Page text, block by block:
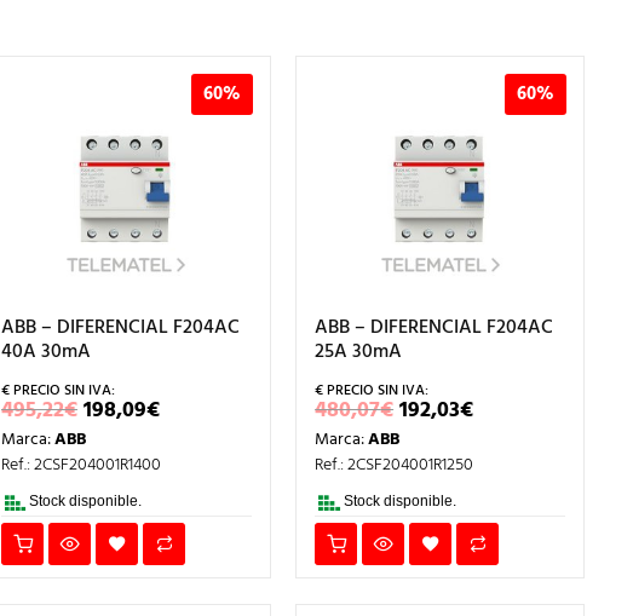
60%
ABB – DIFERENCIAL F204AC
40A 30mA
495,22€EL
PRECIO
ORIGINAL
ERA:
495,22€.
198,09€EL
PRECIO
ES:
Marca:ABB
Ref.: 2CSF204001R1400
Stock disponible.
60%
ABB – DIFERENCIAL F204AC
25A 30mA
480,07€EL
PRECIO
ORIGINAL
ERA:
480,07€.
192,03€EL
PRECIO
Marca:ABB
Ref.: 2CSF204001R1250
Stock disponible.